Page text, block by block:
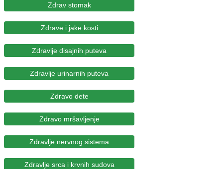
Zdrav stomak
Zdrave i jake kosti
Zdravlje disajnih puteva
Zdravlje urinarnih puteva
Zdravo dete
Zdravo mršavljenje
Zdravlje nervnog sistema
Zdravlje srca i krvnih sudova